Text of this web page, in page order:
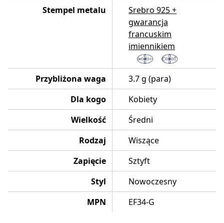
Stempel metalu
Srebro 925 +
gwarancja
francuskim
imiennikiem
Przybliżona waga
3.7 g (para)
Dla kogo
Kobiety
Wielkość
Średni
Rodzaj
Wiszące
Zapięcie
Sztyft
Styl
Nowoczesny
MPN
EF34-G